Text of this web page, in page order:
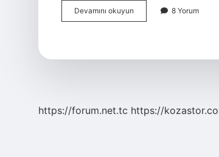
Devamını okuyun
Yılında
8 Yorum
https://forum.net.tc https://